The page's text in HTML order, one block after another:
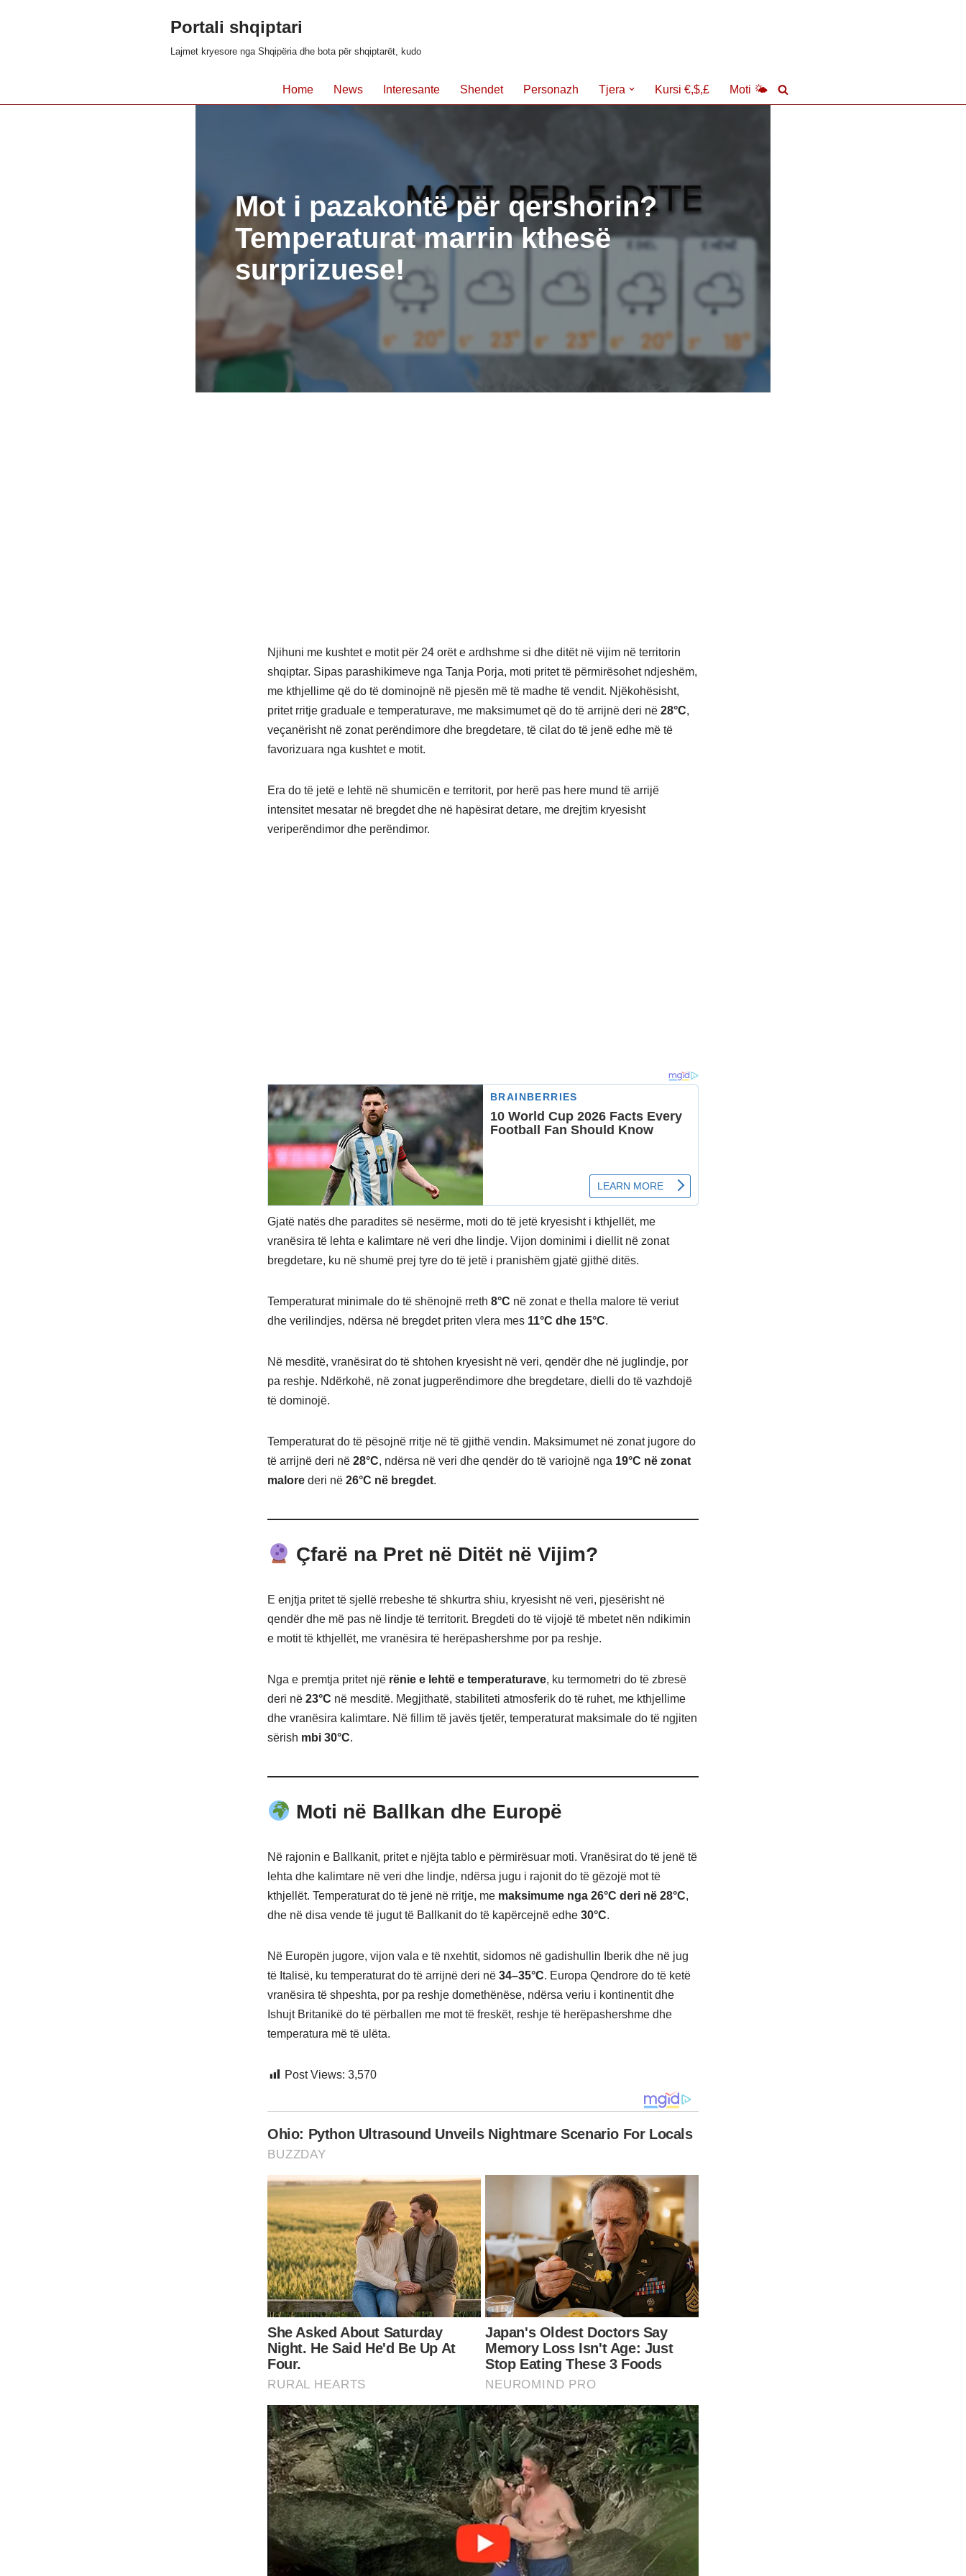
Portali shqiptari
Lajmet kryesore nga Shqipëria dhe bota për shqiptarët, kudo
Home News Interesante Shendet Personazh Tjera Kursi €,$,£ Moti 🌤
Mot i pazakontë për qershorin?
Temperaturat marrin kthesë
surprizuese!
Njihuni me kushtet e motit për 24 orët e ardhshme si dhe ditët në vijim në territorin
shqiptar. Sipas parashikimeve nga Tanja Porja, moti pritet të përmirësohet ndjeshëm,
me kthjellime që do të dominojnë në pjesën më të madhe të vendit. Njëkohësisht,
pritet rritje graduale e temperaturave, me maksimumet që do të arrijnë deri në 28°C,
veçanërisht në zonat perëndimore dhe bregdetare, të cilat do të jenë edhe më të
favorizuara nga kushtet e motit.
Era do të jetë e lehtë në shumicën e territorit, por herë pas here mund të arrijë
intensitet mesatar në bregdet dhe në hapësirat detare, me drejtim kryesisht
veriperëndimor dhe perëndimor.
Gjatë natës dhe paradites së nesërme, moti do të jetë kryesisht i kthjellët, me
vranësira të lehta e kalimtare në veri dhe lindje. Vijon dominimi i diellit në zonat
bregdetare, ku në shumë prej tyre do të jetë i pranishëm gjatë gjithë ditës.
Temperaturat minimale do të shënojnë rreth 8°C në zonat e thella malore të veriut
dhe verilindjes, ndërsa në bregdet priten vlera mes 11°C dhe 15°C.
Në mesditë, vranësirat do të shtohen kryesisht në veri, qendër dhe në juglindje, por
pa reshje. Ndërkohë, në zonat jugperëndimore dhe bregdetare, dielli do të vazhdojë
të dominojë.
Temperaturat do të pësojnë rritje në të gjithë vendin. Maksimumet në zonat jugore do
të arrijnë deri në 28°C, ndërsa në veri dhe qendër do të variojnë nga 19°C në zonat
malore deri në 26°C në bregdet.
Çfarë na Pret në Ditët në Vijim?
E enjtja pritet të sjellë rrebeshe të shkurtra shiu, kryesisht në veri, pjesërisht në
qendër dhe më pas në lindje të territorit. Bregdeti do të vijojë të mbetet nën ndikimin
e motit të kthjellët, me vranësira të herëpashershme por pa reshje.
Nga e premtja pritet një rënie e lehtë e temperaturave, ku termometri do të zbresë
deri në 23°C në mesditë. Megjithatë, stabiliteti atmosferik do të ruhet, me kthjellime
dhe vranësira kalimtare. Në fillim të javës tjetër, temperaturat maksimale do të ngjiten
sërish mbi 30°C.
Moti në Ballkan dhe Europë
Në rajonin e Ballkanit, pritet e njëjta tablo e përmirësuar moti. Vranësirat do të jenë të
lehta dhe kalimtare në veri dhe lindje, ndërsa jugu i rajonit do të gëzojë mot të
kthjellët. Temperaturat do të jenë në rritje, me maksimume nga 26°C deri në 28°C,
dhe në disa vende të jugut të Ballkanit do të kapërcejnë edhe 30°C.
Në Europën jugore, vijon vala e të nxehtit, sidomos në gadishullin Iberik dhe në jug
të Italisë, ku temperaturat do të arrijnë deri në 34–35°C. Europa Qendrore do të ketë
vranësira të shpeshta, por pa reshje domethënëse, ndërsa veriu i kontinentit dhe
Ishujt Britanikë do të përballen me mot të freskët, reshje të herëpashershme dhe
temperatura më të ulëta.
Post Views: 3,570